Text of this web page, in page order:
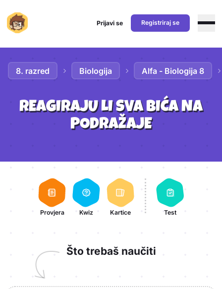
Prijavi se Registriraj se
8. razred Biologija Alfa - Biologija 8
REAGIRAJU LI SVA BIĆA NA
PODRAŽAJE
Aktivnosti lekcije
Provjera Kwiz Kartice Test
Što trebaš naučiti